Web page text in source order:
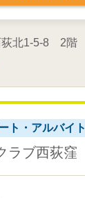
荻北1-5-8 2階
ト・アルバイト
ラブ西荻窪